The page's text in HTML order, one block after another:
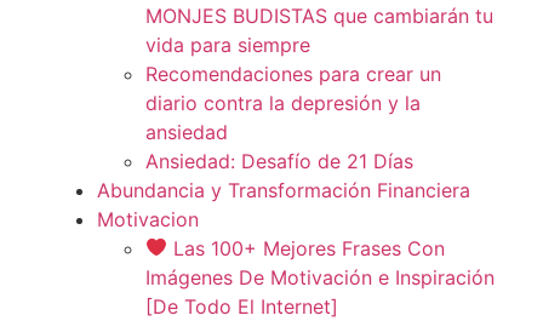
MONJES BUDISTAS que cambiarán tu
vida para siempre
Recomendaciones para crear un
diario contra la depresión y la
ansiedad
Ansiedad: Desafío de 21 Días
Abundancia y Transformación Financiera
Motivacion
Las 100+ Mejores Frases Con
Imágenes De Motivación e Inspiración
[De Todo El Internet]